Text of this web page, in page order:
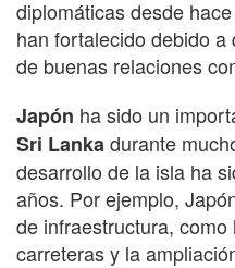
diplomáticas desde
han fortalecido debido
de buenas relaciones
Japón ha sido un
Sri Lankadurante
desarrollo de la isla ha
años. Por ejemplo,
de infraestructura,
carreteras y la